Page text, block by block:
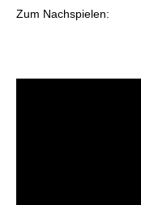
Zum Nachspielen: